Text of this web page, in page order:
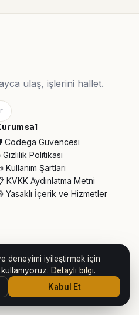
ulaş, işlerini hallet.
Codega Güvencesi
Gizlilik Politikası
Kullanım Şartları
KVKK Aydınlatma Metni
Yasaklı İçerik ve Hizmetler
·
AKSOY GROUP iştirakidir
31.934 · Bugün:1.113
deneyimi iyileştirmek için
Detaylı bilgi.
Kabul Et